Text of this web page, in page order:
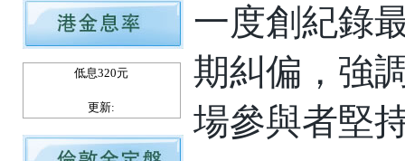
低息320元
更新:
一度創紀錄
期糾偏，強
場參與者堅